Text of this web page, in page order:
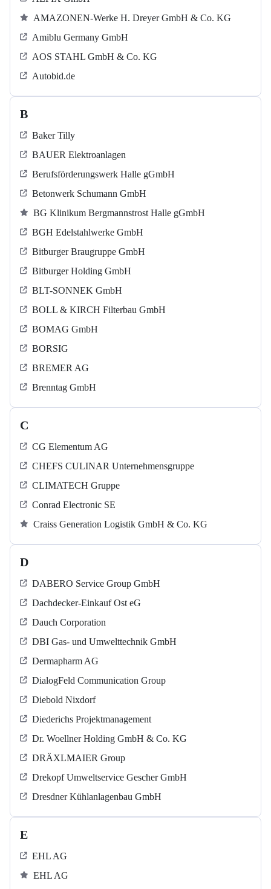
AMAZONEN-Werke H. Dreyer GmbH & Co. KG
Amiblu Germany GmbH
AOS STAHL GmbH & Co. KG
Autobid.de
B
Baker Tilly
BAUER Elektroanlagen
Berufsförderungswerk Halle gGmbH
Betonwerk Schumann GmbH
BG Klinikum Bergmannstrost Halle gGmbH
BGH Edelstahlwerke GmbH
Bitburger Braugruppe GmbH
Bitburger Holding GmbH
BLT-SONNEK GmbH
BOLL & KIRCH Filterbau GmbH
BOMAG GmbH
BORSIG
BREMER AG
Brenntag GmbH
C
CG Elementum AG
CHEFS CULINAR Unternehmensgruppe
CLIMATECH Gruppe
Conrad Electronic SE
Craiss Generation Logistik GmbH & Co. KG
D
DABERO Service Group GmbH
Dachdecker-Einkauf Ost eG
Dauch Corporation
DBI Gas- und Umwelttechnik GmbH
Dermapharm AG
DialogFeld Communication Group
Diebold Nixdorf
Diederichs Projektmanagement
Dr. Woellner Holding GmbH & Co. KG
DRÄXLMAIER Group
Drekopf Umweltservice Gescher GmbH
Dresdner Kühlanlagenbau GmbH
E
EHL AG
EHL AG